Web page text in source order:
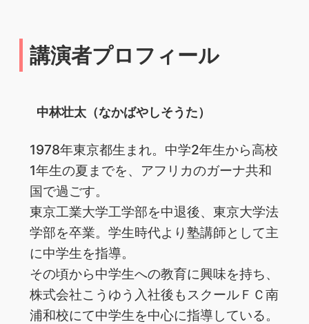
講演者プロフィール
中林壮太（なかばやしそうた）
1978年東京都生まれ。中学2年生から高校
1年生の夏までを、アフリカのガーナ共和
国で過ごす。
東京工業大学工学部を中退後、東京大学法
学部を卒業。学生時代より塾講師として主
に中学生を指導。
その頃から中学生への教育に興味を持ち、
株式会社こうゆう入社後もスクールＦＣ南
浦和校にて中学生を中心に指導している。